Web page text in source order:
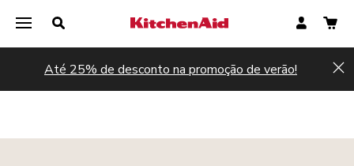
Até 25% de desconto na promoção de verão!